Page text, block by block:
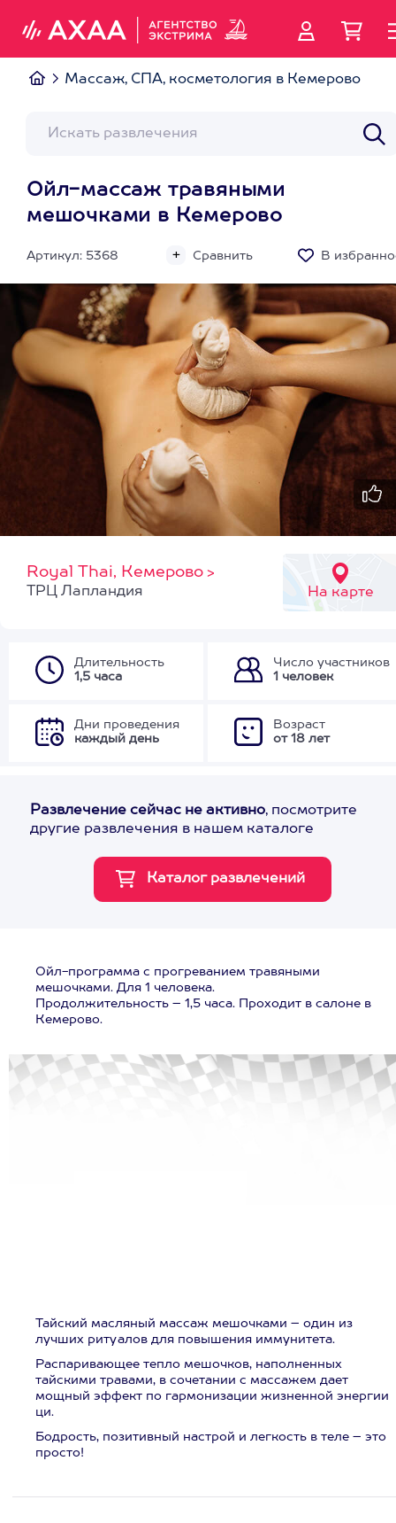
Массаж, СПА, косметология в Кемерово
Ойл-массаж травяными
мешочками в Кемерово
Артикул: 5368 Сравнить В
Royal Thai, Кемерово >
На карте
ТРЦ Лапландия
Длительность
1,5 часа
Число участников
1 человек
Дни проведения
каждый день
Возраст
от 18 лет
Развлечение сейчас не активно, посмотрите
другие развлечения в нашем каталоге
Ойл-программа с прогреванием травяными
мешочками. Для 1 человека.
Продолжительность – 1,5 часа. Проходит в салоне в
Кемерово.
Тайский масляный массаж мешочками – один из
лучших ритуалов для повышения иммунитета.
Распаривающее тепло мешочков, наполненных
тайскими травами, в сочетании с массажем дает
мощный эффект по гармонизации жизненной энергии
ци.
Бодрость, позитивный настрой и легкость в теле – это
просто!